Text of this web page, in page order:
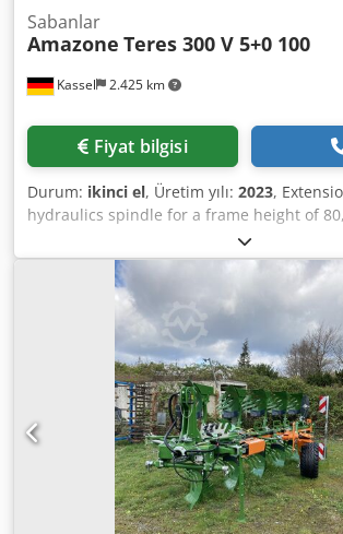
Kassel 2.425 km
Sabanlar
Amazone Teres 300 V 5+0 100
Fiyat bilgisi
Durum: ikinci el, Üretim yılı: 2023,
hydraulics spindle for a frame height of
body STW / 35, 1 pair of mouldboards 430,
duty share points, 1 pair of insert plates
pair of disc coulter holders for Variopf
serrated and / spring-mounted, 1